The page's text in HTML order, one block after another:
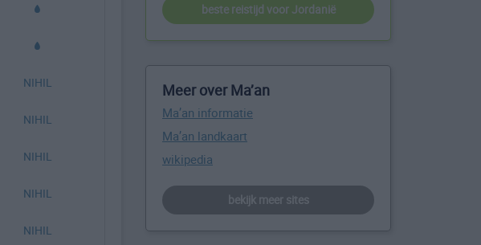
NIHIL
NIHIL
NIHIL
NIHIL
NIHIL
beste reistijd voor Jordanië
Meer over Ma’an
Ma’an informatie
Ma’an landkaart
wikipedia
bekijk meer sites